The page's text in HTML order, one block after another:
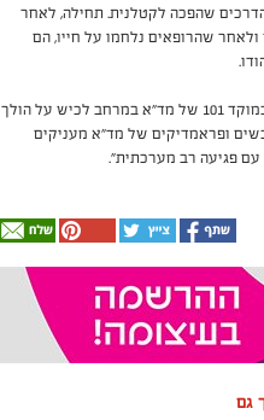
שהפכה לקטלנית. תחילה, לאחר
שהרופאים נלחמו על חייו, הם
ממד"א נמסר לאחר התאונה: "בשעה 11:17 התקבל דיווח במוקד 101 של מד"א במרחב לכיש על הולך
ופראמדיקים של מד"א מעניקים
גם